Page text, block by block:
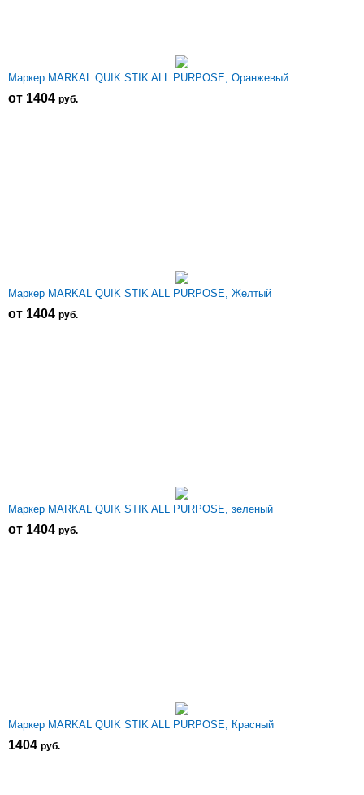
Маркер MARKAL QUIK STIK ALL PURPOSE, Оранжевый
от 1404 руб.
Маркер MARKAL QUIK STIK ALL PURPOSE, Желтый
от 1404 руб.
Маркер MARKAL QUIK STIK ALL PURPOSE, зеленый
от 1404 руб.
Маркер MARKAL QUIK STIK ALL PURPOSE, Красный
1404 руб.